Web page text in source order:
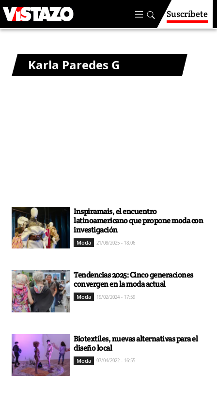
Suscríbete
Karla Paredes G
Inspiramais, el encuentro
latinoamericano que propone moda con
investigación
Moda 21/08/2025 - 18:06
Tendencias 2025: Cinco generaciones
convergen en la moda actual
Moda 19/02/2024 - 17:59
Biotextiles, nuevas alternativas para el
diseño local
Moda 07/04/2022 - 16:55